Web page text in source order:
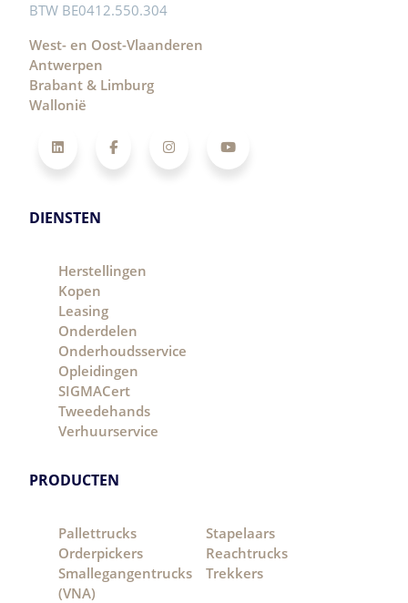
BTW BE0412.550.304
West- en Oost-Vlaanderen
Antwerpen
Brabant & Limburg
Wallonië
LinkedInFacebookInstagramYouTube
DIENSTEN
Herstellingen
Kopen
Leasing
Onderdelen
Onderhoudsservice
Opleidingen
SIGMACert
Tweedehands
Verhuurservice
PRODUCTEN
Pallettrucks
Stapelaars
Orderpickers
Reachtrucks
Smallegangentrucks
(VNA)
Trekkers